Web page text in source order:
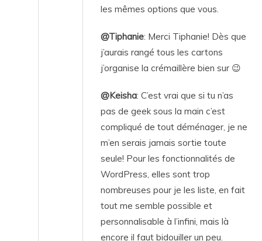
les mêmes options que vous.
@Tiphanie: Merci Tiphanie! Dès que
j’aurais rangé tous les cartons
j’organise la crémaillère bien sur 😉
@Keisha: C’est vrai que si tu n’as
pas de geek sous la main c’est
compliqué de tout déménager, je ne
m’en serais jamais sortie toute
seule! Pour les fonctionnalités de
WordPress, elles sont trop
nombreuses pour je les liste, en fait
tout me semble possible et
personnalisable à l’infini, mais là
encore il faut bidouiller un peu.